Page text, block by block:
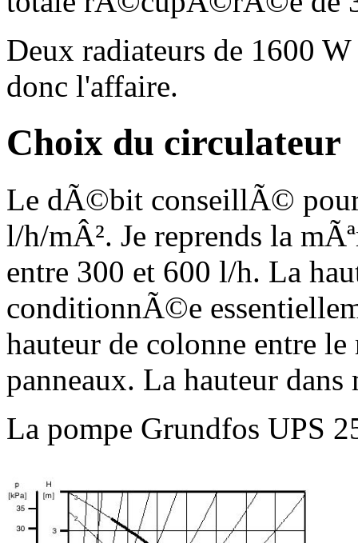
Deux radiateurs de 1600
donc l'affaire.
Choix du circulateur
Le dÃ©bit conseillÃ©
l/h/mÂ². Je reprends la
entre 300 et 600 l/h. La
conditionnÃ©e
hauteur de colonne entre
panneaux. La hauteur
La pompe Grundfos UPS